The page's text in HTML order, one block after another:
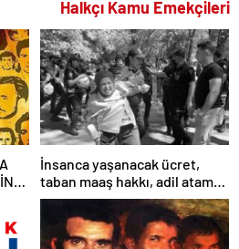
Halkçı Kamu Emekçileri
İnsanca yaşanacak ücret,
taban maaş hakkı, adil atama
sistemi, laik, bilimsel,
demokratik, parasız bir eğitim
sistemi sağlanana dek